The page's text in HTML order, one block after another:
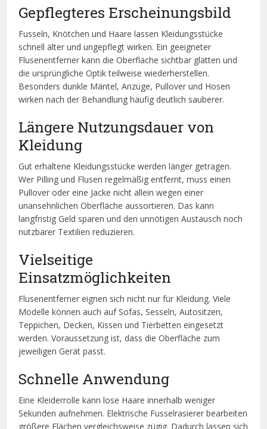
Gepflegteres Erscheinungsbild
Fusseln, Knötchen und Haare lassen Kleidungsstücke
schnell älter und ungepflegt wirken. Ein geeigneter
Flusenentferner kann die Oberfläche sichtbar glätten und
die ursprüngliche Optik teilweise wiederherstellen.
Besonders dunkle Mäntel, Anzüge, Pullover und Hosen
wirken nach der Behandlung häufig deutlich sauberer.
Längere Nutzungsdauer von
Kleidung
Gut erhaltene Kleidungsstücke werden länger getragen.
Wer Pilling und Flusen regelmäßig entfernt, muss einen
Pullover oder eine Jacke nicht allein wegen einer
unansehnlichen Oberfläche aussortieren. Das kann
langfristig Geld sparen und den unnötigen Austausch noch
nutzbarer Textilien reduzieren.
Vielseitige
Einsatzmöglichkeiten
Flusenentferner eignen sich nicht nur für Kleidung. Viele
Modelle können auch auf Sofas, Sesseln, Autositzen,
Teppichen, Decken, Kissen und Tierbetten eingesetzt
werden. Voraussetzung ist, dass die Oberfläche zum
jeweiligen Gerät passt.
Schnelle Anwendung
Eine Kleiderrolle kann lose Haare innerhalb weniger
Sekunden aufnehmen. Elektrische Fusselrasierer bearbeiten
größere Flächen vergleichsweise zügig. Dadurch lassen sich